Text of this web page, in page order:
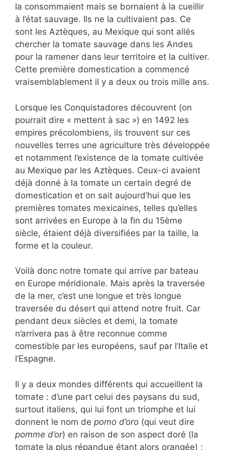
la consommaient mais se bornaient à la cueillir
à l’état sauvage. Ils ne la cultivaient pas. Ce
sont les Aztèques, au Mexique qui sont allés
chercher la tomate sauvage dans les Andes
pour la ramener dans leur territoire et la cultiver.
Cette première domestication a commencé
vraisemblablement il y a deux ou trois mille ans.
Lorsque les Conquistadores découvrent (on
pourrait dire « mettent à sac ») en 1492 les
empires précolombiens, ils trouvent sur ces
nouvelles terres une agriculture très développée
et notamment l’existence de la tomate cultivée
au Mexique par les Aztèques. Ceux-ci avaient
déjà donné à la tomate un certain degré de
domestication et on sait aujourd’hui que les
premières tomates mexicaines, telles qu’elles
sont arrivées en Europe à la fin du 15ème
siècle, étaient déjà diversifiées par la taille, la
forme et la couleur.
Voilà donc notre tomate qui arrive par bateau
en Europe méridionale. Mais après la traversée
de la mer, c’est une longue et très longue
traversée du désert qui attend notre fruit. Car
pendant deux siècles et demi, la tomate
n’arrivera pas à être reconnue comme
comestible par les européens, sauf par l’Italie et
l’Espagne.
Il y a deux mondes différents qui accueillent la
tomate : d’une part celui des paysans du sud,
surtout italiens, qui lui font un triomphe et lui
donnent le nom de pomo d’oro (qui veut dire
pomme d’or) en raison de son aspect doré (la
tomate la plus répandue étant alors orangée) ;